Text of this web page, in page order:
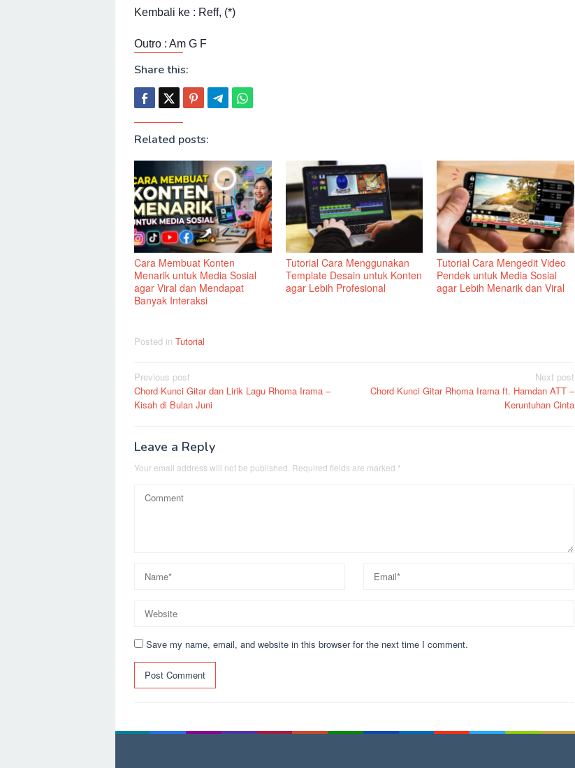
Kembali ke : Reff, (*)
Outro : Am G F
Share this:
Related posts:
Cara Membuat Konten
Menarik untuk Media Sosial
agar Viral dan Mendapat
Banyak Interaksi
Tutorial Cara Menggunakan
Template Desain untuk Konten
agar Lebih Profesional
Tutorial Cara Mengedit Video
Pendek untuk Media Sosial
agar Lebih Menarik dan Viral
Posted in Tutorial
Post
navigation
Previous post
Chord Kunci Gitar dan Lirik Lagu Rhoma Irama –
Kisah di Bulan Juni
Next post
Chord Kunci Gitar Rhoma Irama ft. Hamdan ATT –
Keruntuhan Cinta
Leave a Reply
Your email address will not be published. Required fields are marked *
Save my name, email, and website in this browser for the next time I comment.